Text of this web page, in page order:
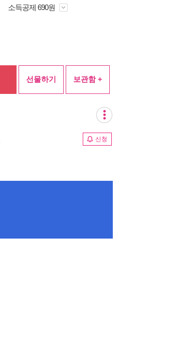
소득공제 690원
선물하기 보관함 +
신청